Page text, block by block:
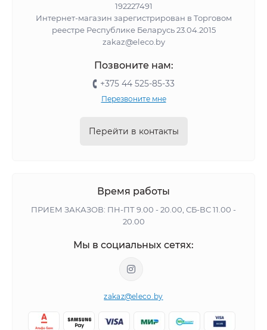
192227491
Интернет-магазин зарегистрирован в Торговом
реестре Республике Беларусь 23.04.2015
zakaz@eleco.by
Позвоните нам:
+375 44 525-85-33
Перезвоните мне
Перейти в контакты
Время работы
ПРИЕМ ЗАКАЗОВ: ПН-ПТ 9.00 - 20.00, СБ-ВС 11.00 -
20.00
Мы в социальных сетях:
zakaz@eleco.by